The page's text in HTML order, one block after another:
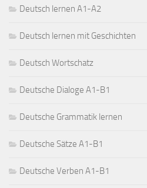
Deutsch lernen A1-A2
Deutsch lernen mit Geschichten
Deutsch Wortschatz
Deutsche Dialoge A1-B1
Deutsche Grammatik lernen
Deutsche Sätze A1-B1
Deutsche Verben A1-B1